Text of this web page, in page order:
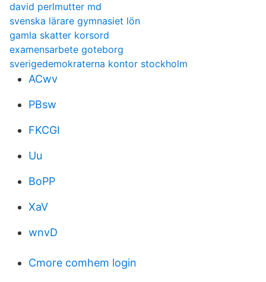
david perlmutter md
svenska lärare gymnasiet lön
gamla skatter korsord
examensarbete goteborg
sverigedemokraterna kontor stockholm
ACwv
PBsw
FKCGI
Uu
BoPP
XaV
wnvD
Cmore comhem login